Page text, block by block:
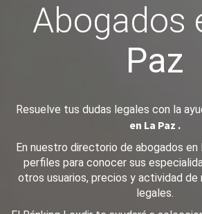
Abogados
Paz
Resuelve tus dudas legales con la
en La Paz .
En nuestro directorio de abogados en
perfiles para conocer sus
otros usuarios, precios y actividad de
legales.